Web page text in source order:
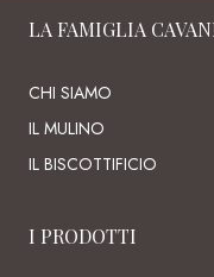
LA FAMIGLIA
CHI SIAMO
IL MULINO
IL BISCOTTIFICIO
I PRODOTTI